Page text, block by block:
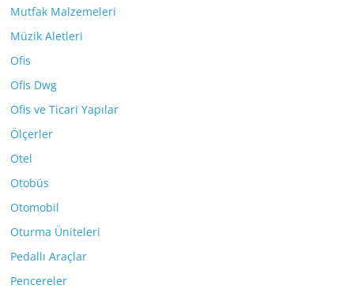
Mutfak Malzemeleri
Müzik Aletleri
Ofis
Ofis Dwg
Ofis ve Ticari Yapılar
Ölçerler
Otel
Otobüs
Otomobil
Oturma Üniteleri
Pedallı Araçlar
Pencereler